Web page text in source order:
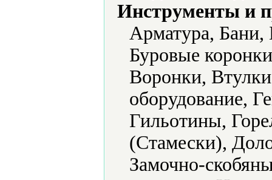
Инструменты и
Арматура, Бани,
Буровые
Воронки,
оборудование,
Гильотины,
(Стамески),
Замочно-